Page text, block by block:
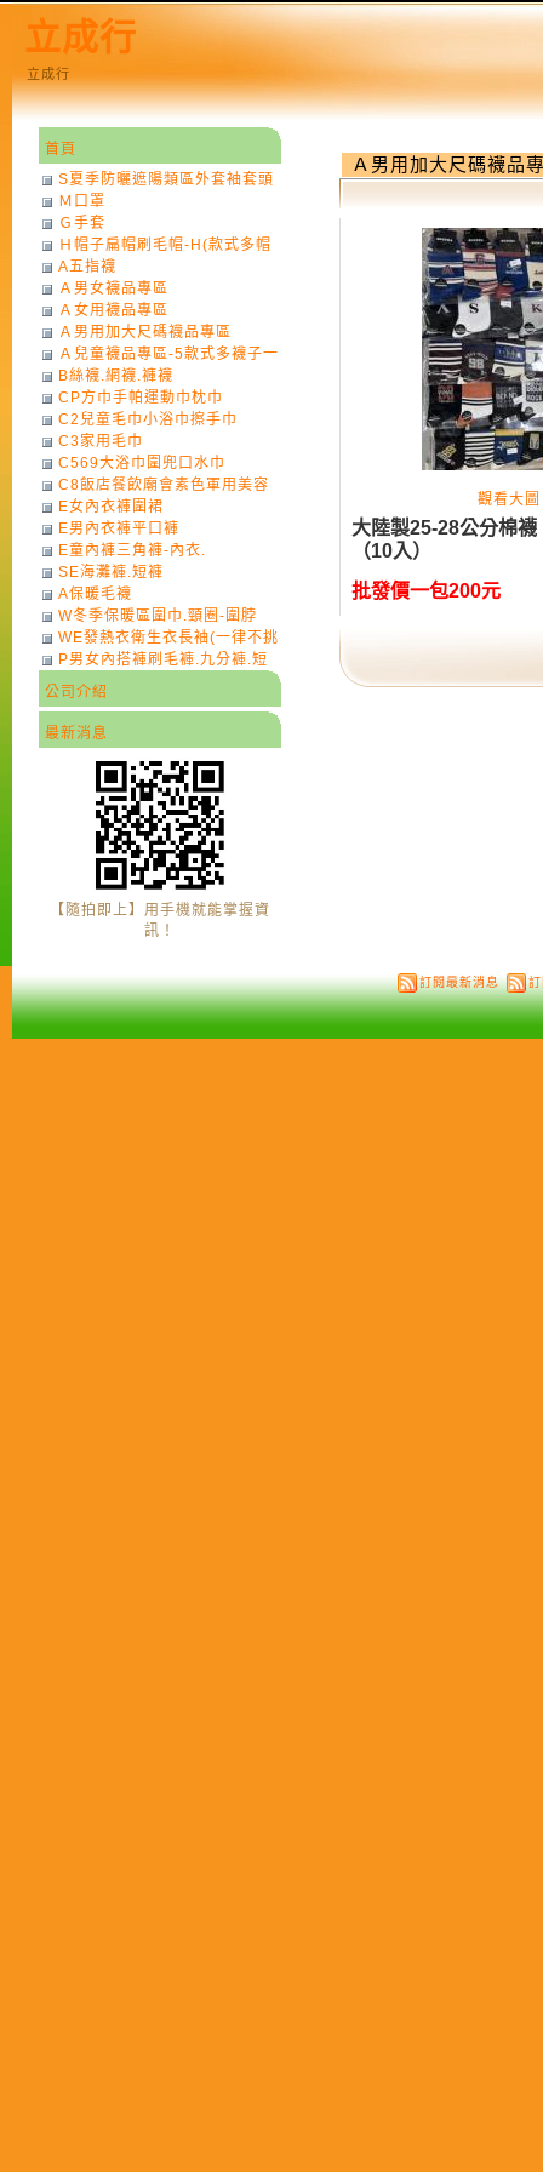
立成行
立成行
Ａ男用加大尺碼襪品
觀看大圖
大陸製25-28公分棉襪
（10入）
批發價一包200元
首頁
S夏季防曬遮陽類區外套袖套頭
巾
Ｍ口罩
Ｇ手套
Ｈ帽子扁帽刷毛帽-H(款式多帽
子一律不挑色)
A五指襪
Ａ男女襪品專區
Ａ女用襪品專區
Ａ男用加大尺碼襪品專區
Ａ兒童襪品專區-5款式多襪子一
律不挑款式花色)
B絲襪.網襪.褲襪
CP方巾手帕運動巾枕巾
C2兒童毛巾小浴巾擦手巾
C3家用毛巾
C569大浴巾圍兜口水巾
C8飯店餐飲廟會素色軍用美容
巾
E女內衣褲圍裙
E男內衣褲平口褲
E童內褲三角褲-內衣.
SE海灘褲.短褲
A保暖毛襪
W冬季保暖區圍巾.頸圈-圍脖
WE發熱衣衛生衣長袖(一律不挑
色)-7
P男女內搭褲刷毛褲.九分褲.短
褲
公司介紹
最新消息
【隨拍即上】用手機就能掌握資
訊！
訂閱最新消息 訂